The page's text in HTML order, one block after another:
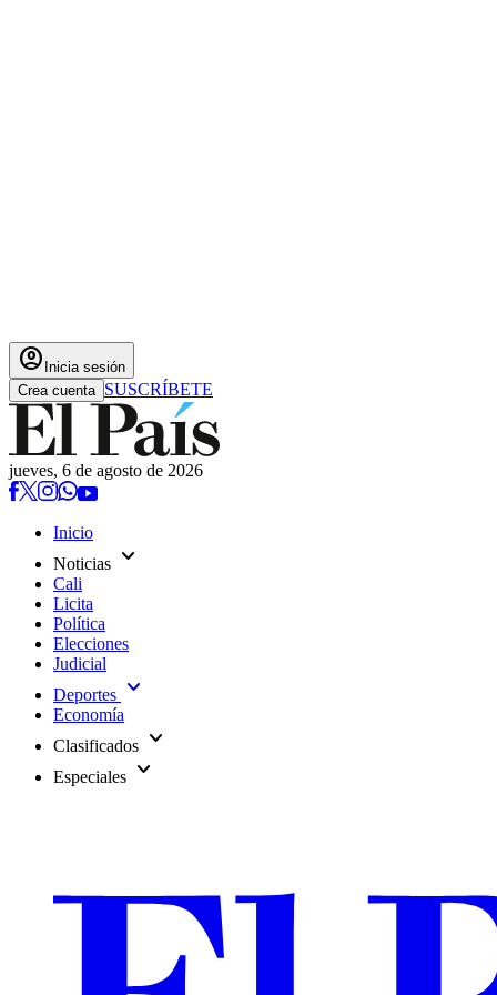
account_circle Inicia sesión
Crea cuenta SUSCRÍBETE
jueves, 6 de agosto de 2026
Inicio
Noticias expand_more
Cali
Licita
Política
Elecciones
Judicial
Deportes expand_more
Economía
Clasificados expand_more
Especiales expand_more